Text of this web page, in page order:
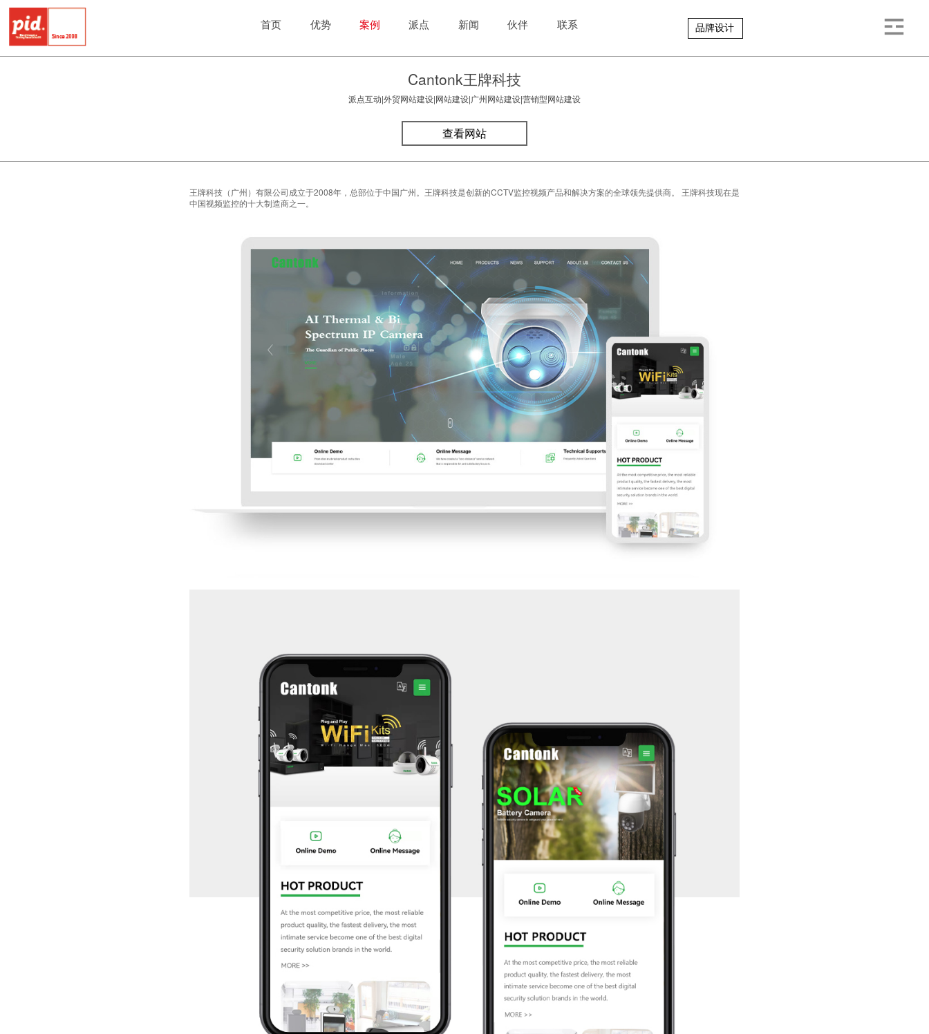
首页 优势 案例 派点 新闻 伙伴 联系 品牌设计
Cantonk王牌科技
派点互动|外贸网站建设|网站建设|广州网站建设|营销型网站建设
查看网站
王牌科技（广州）有限公司成立于2008年，总部位于中国广州。王牌科技是创新的CCTV监控视频产品和解决方案的全球领先提供商。 王牌科技现在是
中国视频监控的十大制造商之一。